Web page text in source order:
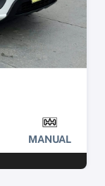
MANUAL